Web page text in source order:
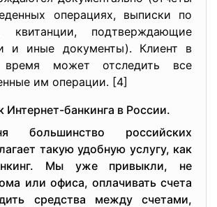
операциях, выписки по
квитанции, подтверждающие
и иные документы). Клиент в
может отследить все
им операции. [4]
Интернет-банкинга в России.
большинство российских
такую удобную услугу, как
Мы уже привыкли, не
или офиса, оплачивать счета
средства между счетами,